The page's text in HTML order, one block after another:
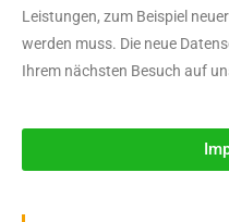
Leistungen, zum Beispiel
werden muss. Die neue
Ihrem nächsten Besuch auf